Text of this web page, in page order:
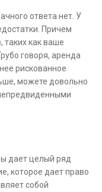
ответа нет. У
Причем
таких как ваше
говоря, аренда
рискованное
можете довольно
дает целый ряд
которое дает право
собой